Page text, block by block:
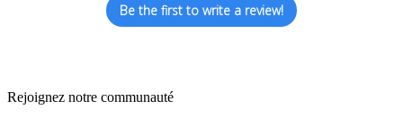
Be the first to write a review!
Rejoignez notre communauté